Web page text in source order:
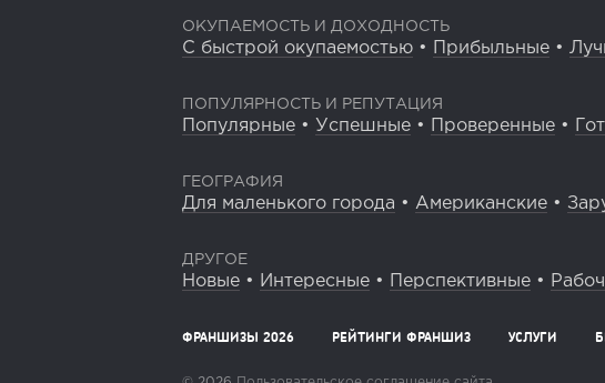
ОКУПАЕМОСТЬ И ДОХОДНОСТЬ
С быстрой окупаемостью • Прибыльные •
ПОПУЛЯРНОСТЬ И РЕПУТАЦИЯ
Популярные • Успешные • Проверенные •
ГЕОГРАФИЯ
Для маленького города • Американские •
ДРУГОЕ
Новые • Интересные • Перспективные •
ФРАНШИЗЫ 2026 РЕЙТИНГИ ФРАНШИЗ УСЛУГИ